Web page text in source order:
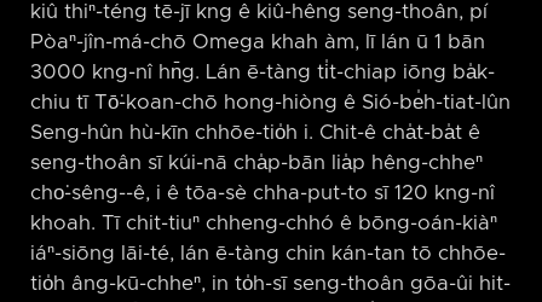
kiû thiⁿ-téng tē-jī kng ê kiû-hêng seng-thoân, pí
Pòaⁿ-jîn-má-chō Omega khah àm, lī lán ū 1 bān
3000 kng-nî hn̄g. Lán ē-tàng ti̍t-chiap iōng ba̍k-
chiu tī Tō͘-koan-chō hong-hiòng ê Sió-be̍h-tiat-lûn
Seng-hûn hù-kīn chhōe-tio̍h i. Chit-ê cha̍t-ba̍t ê
seng-thoân sī kúi-nā cha̍p-bān lia̍p hêng-chheⁿ
cho͘-sêng-⁠-ê, i ê tōa-sè chha-put-to sī 120 kng-nî
khoah. Tī chit-tiuⁿ chheng-chhó ê bōng-oán-kiàⁿ
iáⁿ-siōng lāi-té, lán ē-tàng chin kán-tan tō chhōe-
tio̍h âng-kū-chheⁿ, in to̍h-sī seng-thoân gōa-ûi hit-